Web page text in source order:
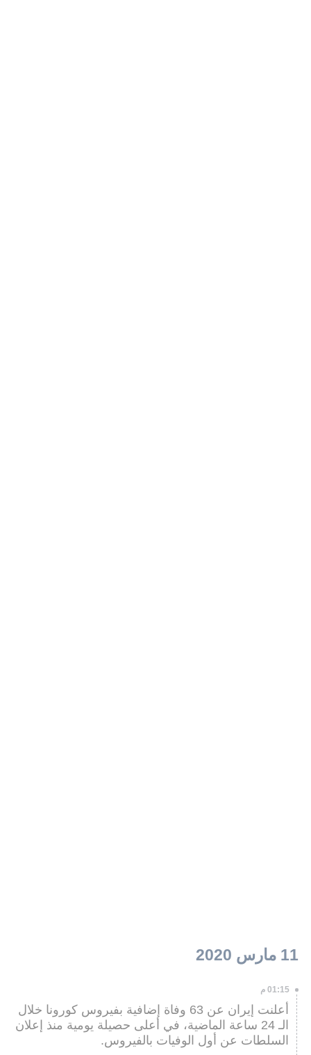
11 مارس 2020
01:15 م
أعلنت إيران عن 63 وفاة إضافية بفيروس كورونا خلال
الـ 24 ساعة الماضية، في أعلى حصيلة يومية منذ إعلان
السلطات عن أول الوفيات بالفيروس.